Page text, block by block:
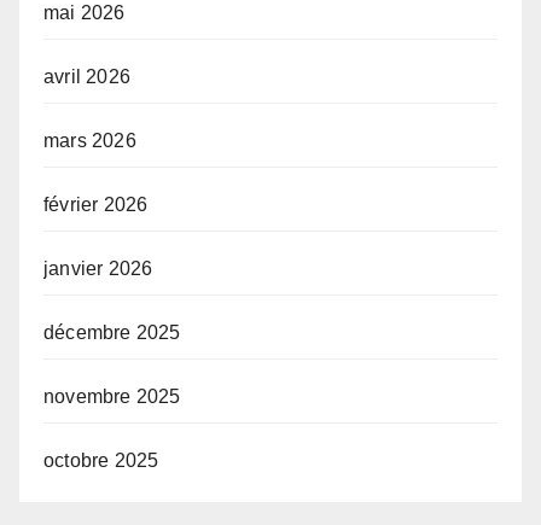
mai 2026
avril 2026
mars 2026
février 2026
janvier 2026
décembre 2025
novembre 2025
octobre 2025